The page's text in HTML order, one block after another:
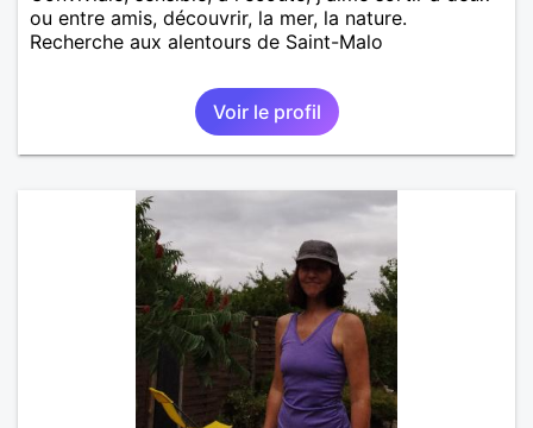
ou entre amis, découvrir, la mer, la nature.
Recherche aux alentours de Saint-Malo
Voir le profil